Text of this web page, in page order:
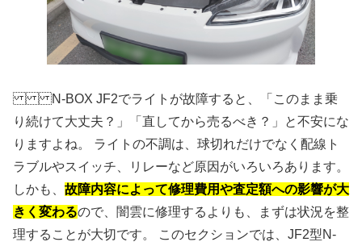
N-BOX JF2でライトが故障すると、「このまま乗
り続けて大丈夫？」「直してから売るべき？」と不安にな
りますよね。 ライトの不調は、球切れだけでなく配線ト
ラブルやスイッチ、リレーなど原因がいろいろあります。
しかも、 故障内容によって修理費用や査定額への影響が大
きく変わるので、闇雲に修理するよりも、まずは状況を整
理することが大切です。 このセクションでは、JF2型N-